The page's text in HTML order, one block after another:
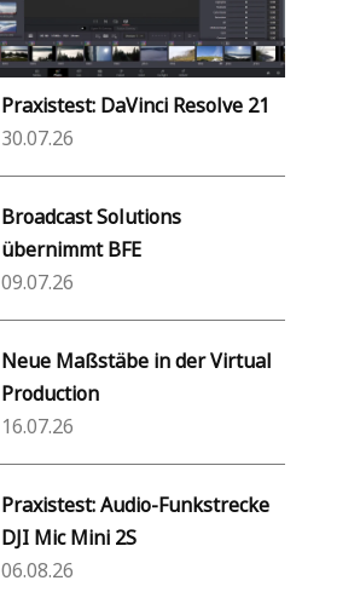
Praxistest: DaVinci Resolve 21
30.07.26
Broadcast Solutions
übernimmt BFE
09.07.26
Neue Maßstäbe in der Virtual
Production
16.07.26
Praxistest: Audio-Funkstrecke
DJI Mic Mini 2S
06.08.26